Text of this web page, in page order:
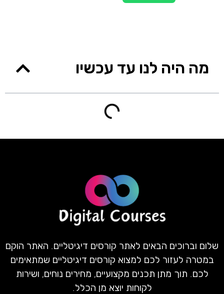
מה היה לנו עד עכשיו
שלום וברוכים הבאים לאתר קורסים דיגיטליים. האתר הוקם
במטרה לעזור לכם למצוא קורסים דיגיטליים שמתאימים
לכם. תוך מתן תכנים מקצועיים, מחירים נוחים, ושירות
לקוחות יוצא מן הכלל.